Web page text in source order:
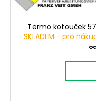
Termo kotouček
SKLADEM - pro